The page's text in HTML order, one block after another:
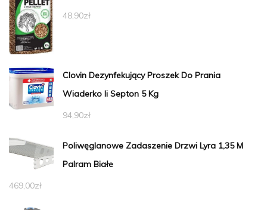
48,90zł
Clovin Dezynfekujący Proszek Do Prania
Wiaderko Ii Septon 5 Kg
94,90zł
Poliwęglanowe Zadaszenie Drzwi Lyra 1,35 M
Palram Białe
469,00zł